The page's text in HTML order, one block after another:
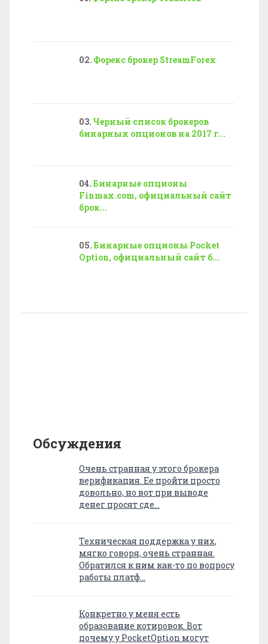
Форекс брокер StreamForex
Черный список брокеров
бинарных опционов на 2017 г...
Бинарные опционы
Finmax.com, официальный сайт
брок...
Бинарные опционы Pocket
Option, официальный сайт б...
Обсуждения
Очень странная у этого брокера
верификация. Ее пройти просто
довольно, но вот при выводе
денег просят сде…
Техническая поддержка у них,
мягко говоря, очень странная.
Обратился к ним как-то по вопросу
работы платф…
Конкретно у меня есть
образование котировок. Вот
почему у PocketOption могут